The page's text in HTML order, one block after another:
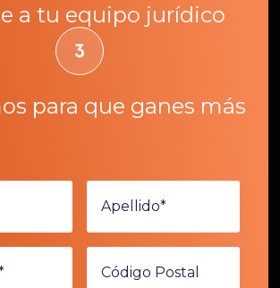
a tu equipo jurídico
para que ganes más